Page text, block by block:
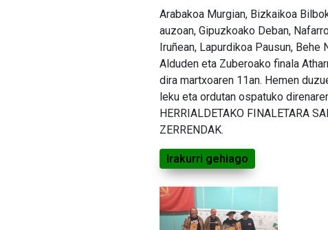
Arabakoa Murgian, Bizkaikoa
auzoan, Gipuzkoako Deban,
Iruñean, Lapurdikoa Pausun, Behe
Alduden eta Zuberoako finala
dira martxoaren 11an. Hemen
leku eta ordutan ospatuko
HERRIALDETAKO FINALETARA
ZERRENDAK.
Irakurri gehiago